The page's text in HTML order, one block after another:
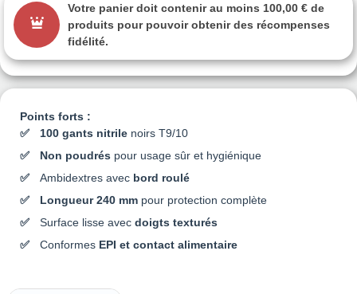
Points forts :
100 gants nitrile noirs T9/10
Non poudrés pour usage sûr et hygiénique
Ambidextres avec bord roulé
Longueur 240 mm pour protection complète
Surface lisse avec doigts texturés
Conformes EPI et contact alimentaire
Votre panier doit contenir au moins 100,00 € de
produits pour pouvoir obtenir des récompenses
fidélité.